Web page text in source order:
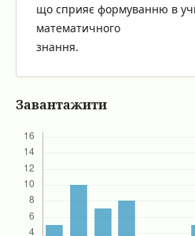
що сприяє формуванню в
математичного
знання.
Завантажити